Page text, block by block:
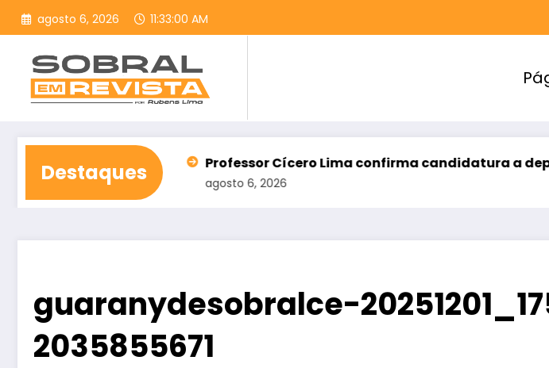
Pular
para
conteúdo
agosto 6, 2026 11:33:02 AM
Destaques
Ceará Professor Cícero Lima confirma candidatura a deputado estadual
agosto 6, 2026
guaranydesobralce-
2035855671